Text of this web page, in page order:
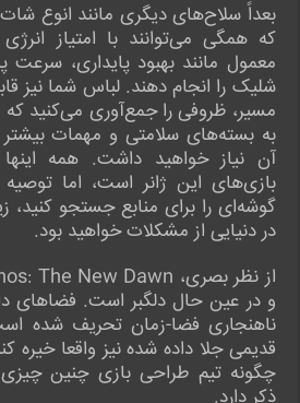
بعداً سلاح‌های دیگری مانند انوع
که همگی می‌توانند با امتیاز انرژی
معمول مانند بهبود پایداری،
شلیک را انجام دهند. لباس شما نیز
مسیر، ظروفی را جمع‌آوری می‌کنید که
به بسته‌های سلامتی و مهمات بیشتر
آن نیاز خواهید داشت. همه اینها
بازی‌های این ژانر است، اما
گوشه‌ای را برای منابع جستجو کنید،
در دنیایی از مشکلات خواهید بود.
و در عین حال دلگبر است. فضاهای
ناهنجاری فضا-زمان تحریف شده
قدیمی جلا داده شده نیز واقعا خیره
چگونه تیم طراحی بازی چنین چیزی